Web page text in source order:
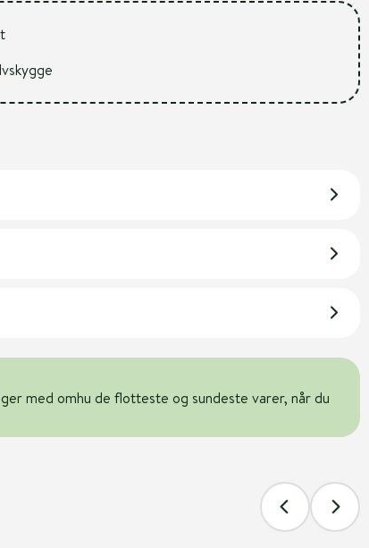
med omhu de flotteste og sundeste varer, når du